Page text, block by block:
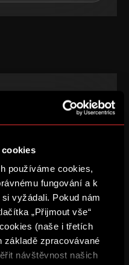
cookies
používáme cookies,
fungování a k
vyžádali. Pokud nám
„Přijmout vše“
(naše i třetích
základě zpracovávané
návštěvnost našich
1